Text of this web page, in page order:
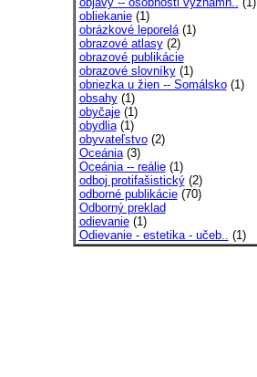
obliekanie(1)
obrázkové leporelá(1)
obrazové atlasy(2)
obrazové publikácie
obrazové slovníky(1)
obriezka u žien -- Somálsko(1)
obsahy(1)
obyčaje(1)
obydlia(1)
obyvateľstvo(2)
Oceánia(3)
Oceánia -- reálie(1)
odboj protifašistický(2)
odborné publikácie(70)
Odborný preklad
odievanie(1)
Odievanie - estetika - učeb.. (1)